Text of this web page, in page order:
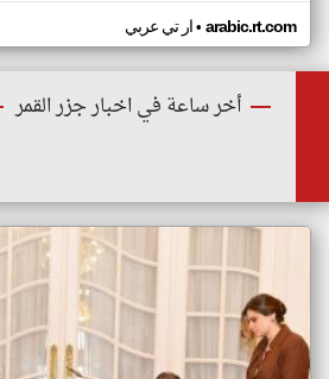
ار تي عربي• arabic.rt.com
أخر ساعة في اخبار جزر القمر